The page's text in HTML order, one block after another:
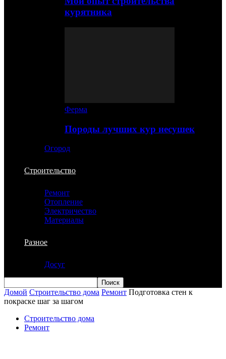
курятника
Ферма
Породы лучших кур несушек
Огород
Строительство
Ремонт
Отопление
Электричество
Материалы
Разное
Досуг
Домой Строительство дома Ремонт Подготовка стен к
покраске шаг за шагом
Строительство дома
Ремонт